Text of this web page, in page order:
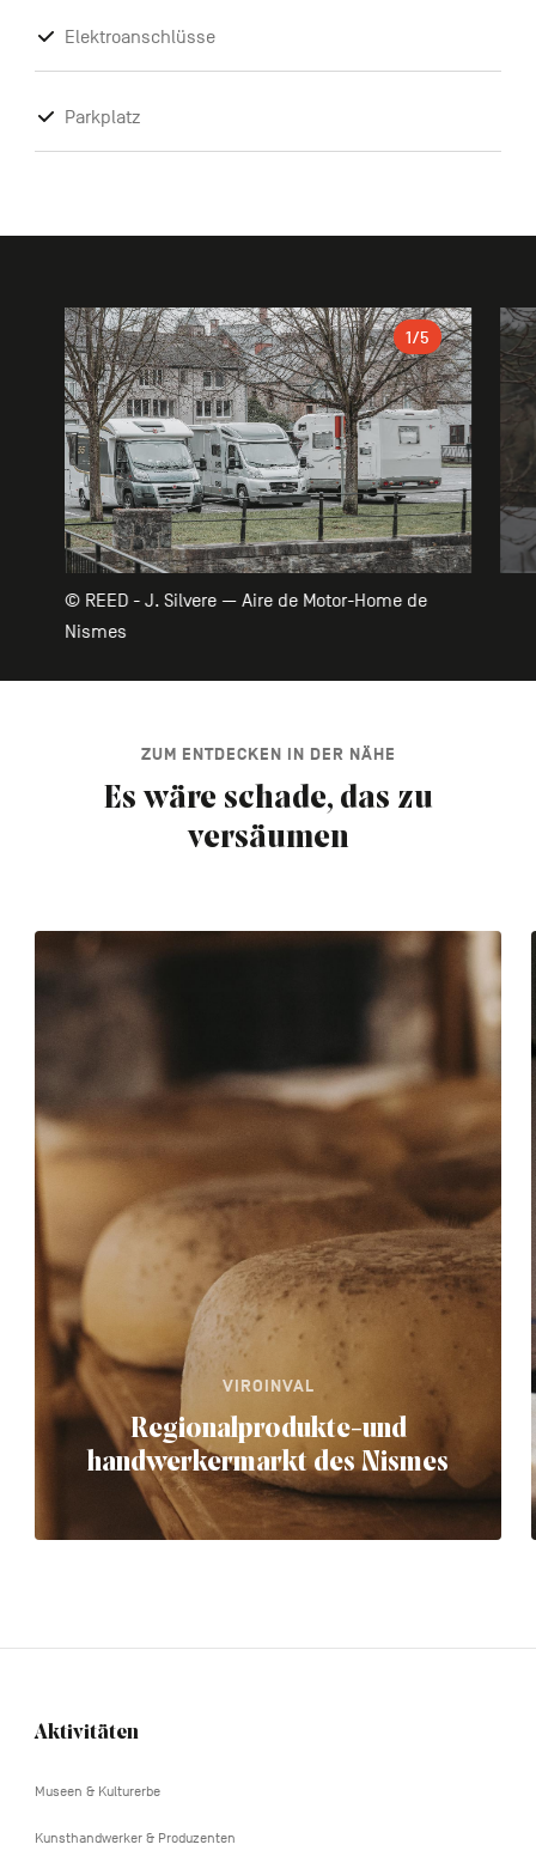
Elektroanschlüsse
Parkplatz
Galerie
© REED - J. Silvere — Aire de Motor-Home de
Nismes
1/5
ZUM ENTDECKEN IN DER NÄHE
Es wäre schade, das zu
versäumen
VIROINVAL
Regionalprodukte-und
handwerkermarkt des Nismes
Navigation
Aktivitäten
Museen & Kulturerbe
Kunsthandwerker & Produzenten